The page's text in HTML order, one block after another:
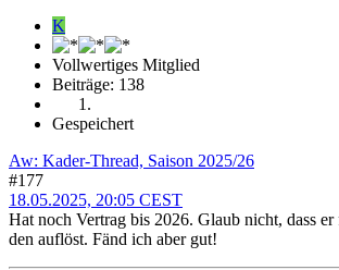
K
Vollwertiges Mitglied
Beiträge: 138
Gespeichert
Aw: Kader-Thread, Saison 2025/26
#177
18.05.2025, 20:05 CEST
Hat noch Vertrag bis 2026. Glaub nicht, dass
den auflöst. Fänd ich aber gut!